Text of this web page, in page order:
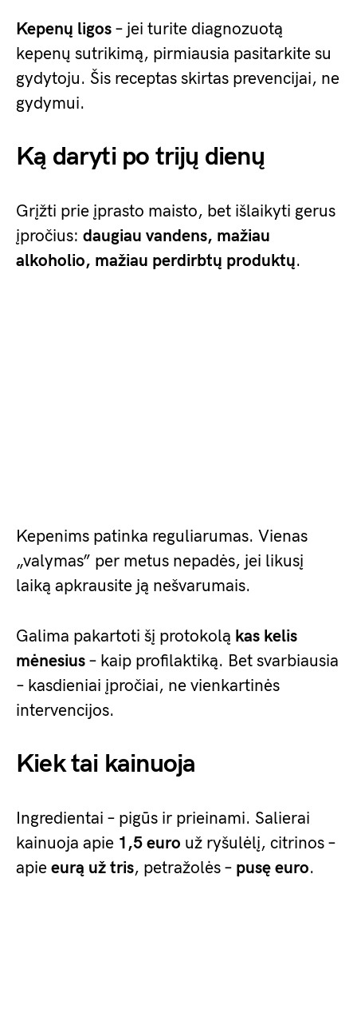
Kepenų ligos – jei turite diagnozuotą
kepenų sutrikimą, pirmiausia pasitarkite su
gydytoju. Šis receptas skirtas prevencijai, ne
gydymui.
Ką daryti po trijų dienų
Grįžti prie įprasto maisto, bet išlaikyti gerus
įpročius: daugiau vandens, mažiau
alkoholio, mažiau perdirbtų produktų.
Kepenims patinka reguliarumas. Vienas
„valymas” per metus nepadės, jei likusį
laiką apkrausite ją nešvarumais.
Galima pakartoti šį protokolą kas kelis
mėnesius – kaip profilaktiką. Bet svarbiausia
– kasdieniai įpročiai, ne vienkartinės
intervencijos.
Kiek tai kainuoja
Ingredientai – pigūs ir prieinami. Salierai
kainuoja apie 1,5 euro už ryšulėlį, citrinos –
apie eurą už tris, petražolės – pusę euro.